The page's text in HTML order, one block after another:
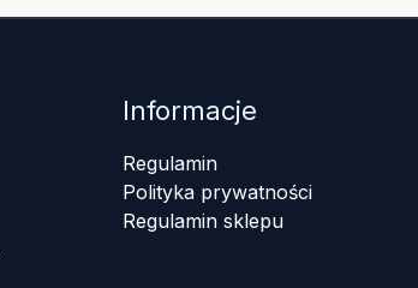
Informacje
Regulamin
Polityka prywatności
Regulamin sklepu